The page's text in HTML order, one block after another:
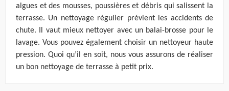
algues et des mousses, poussières et débris qui salissent la
terrasse. Un nettoyage régulier prévient les accidents de
chute. Il vaut mieux nettoyer avec un balai-brosse pour le
lavage. Vous pouvez également choisir un nettoyeur haute
pression. Quoi qu’il en soit, nous vous assurons de réaliser
un bon nettoyage de terrasse à petit prix.